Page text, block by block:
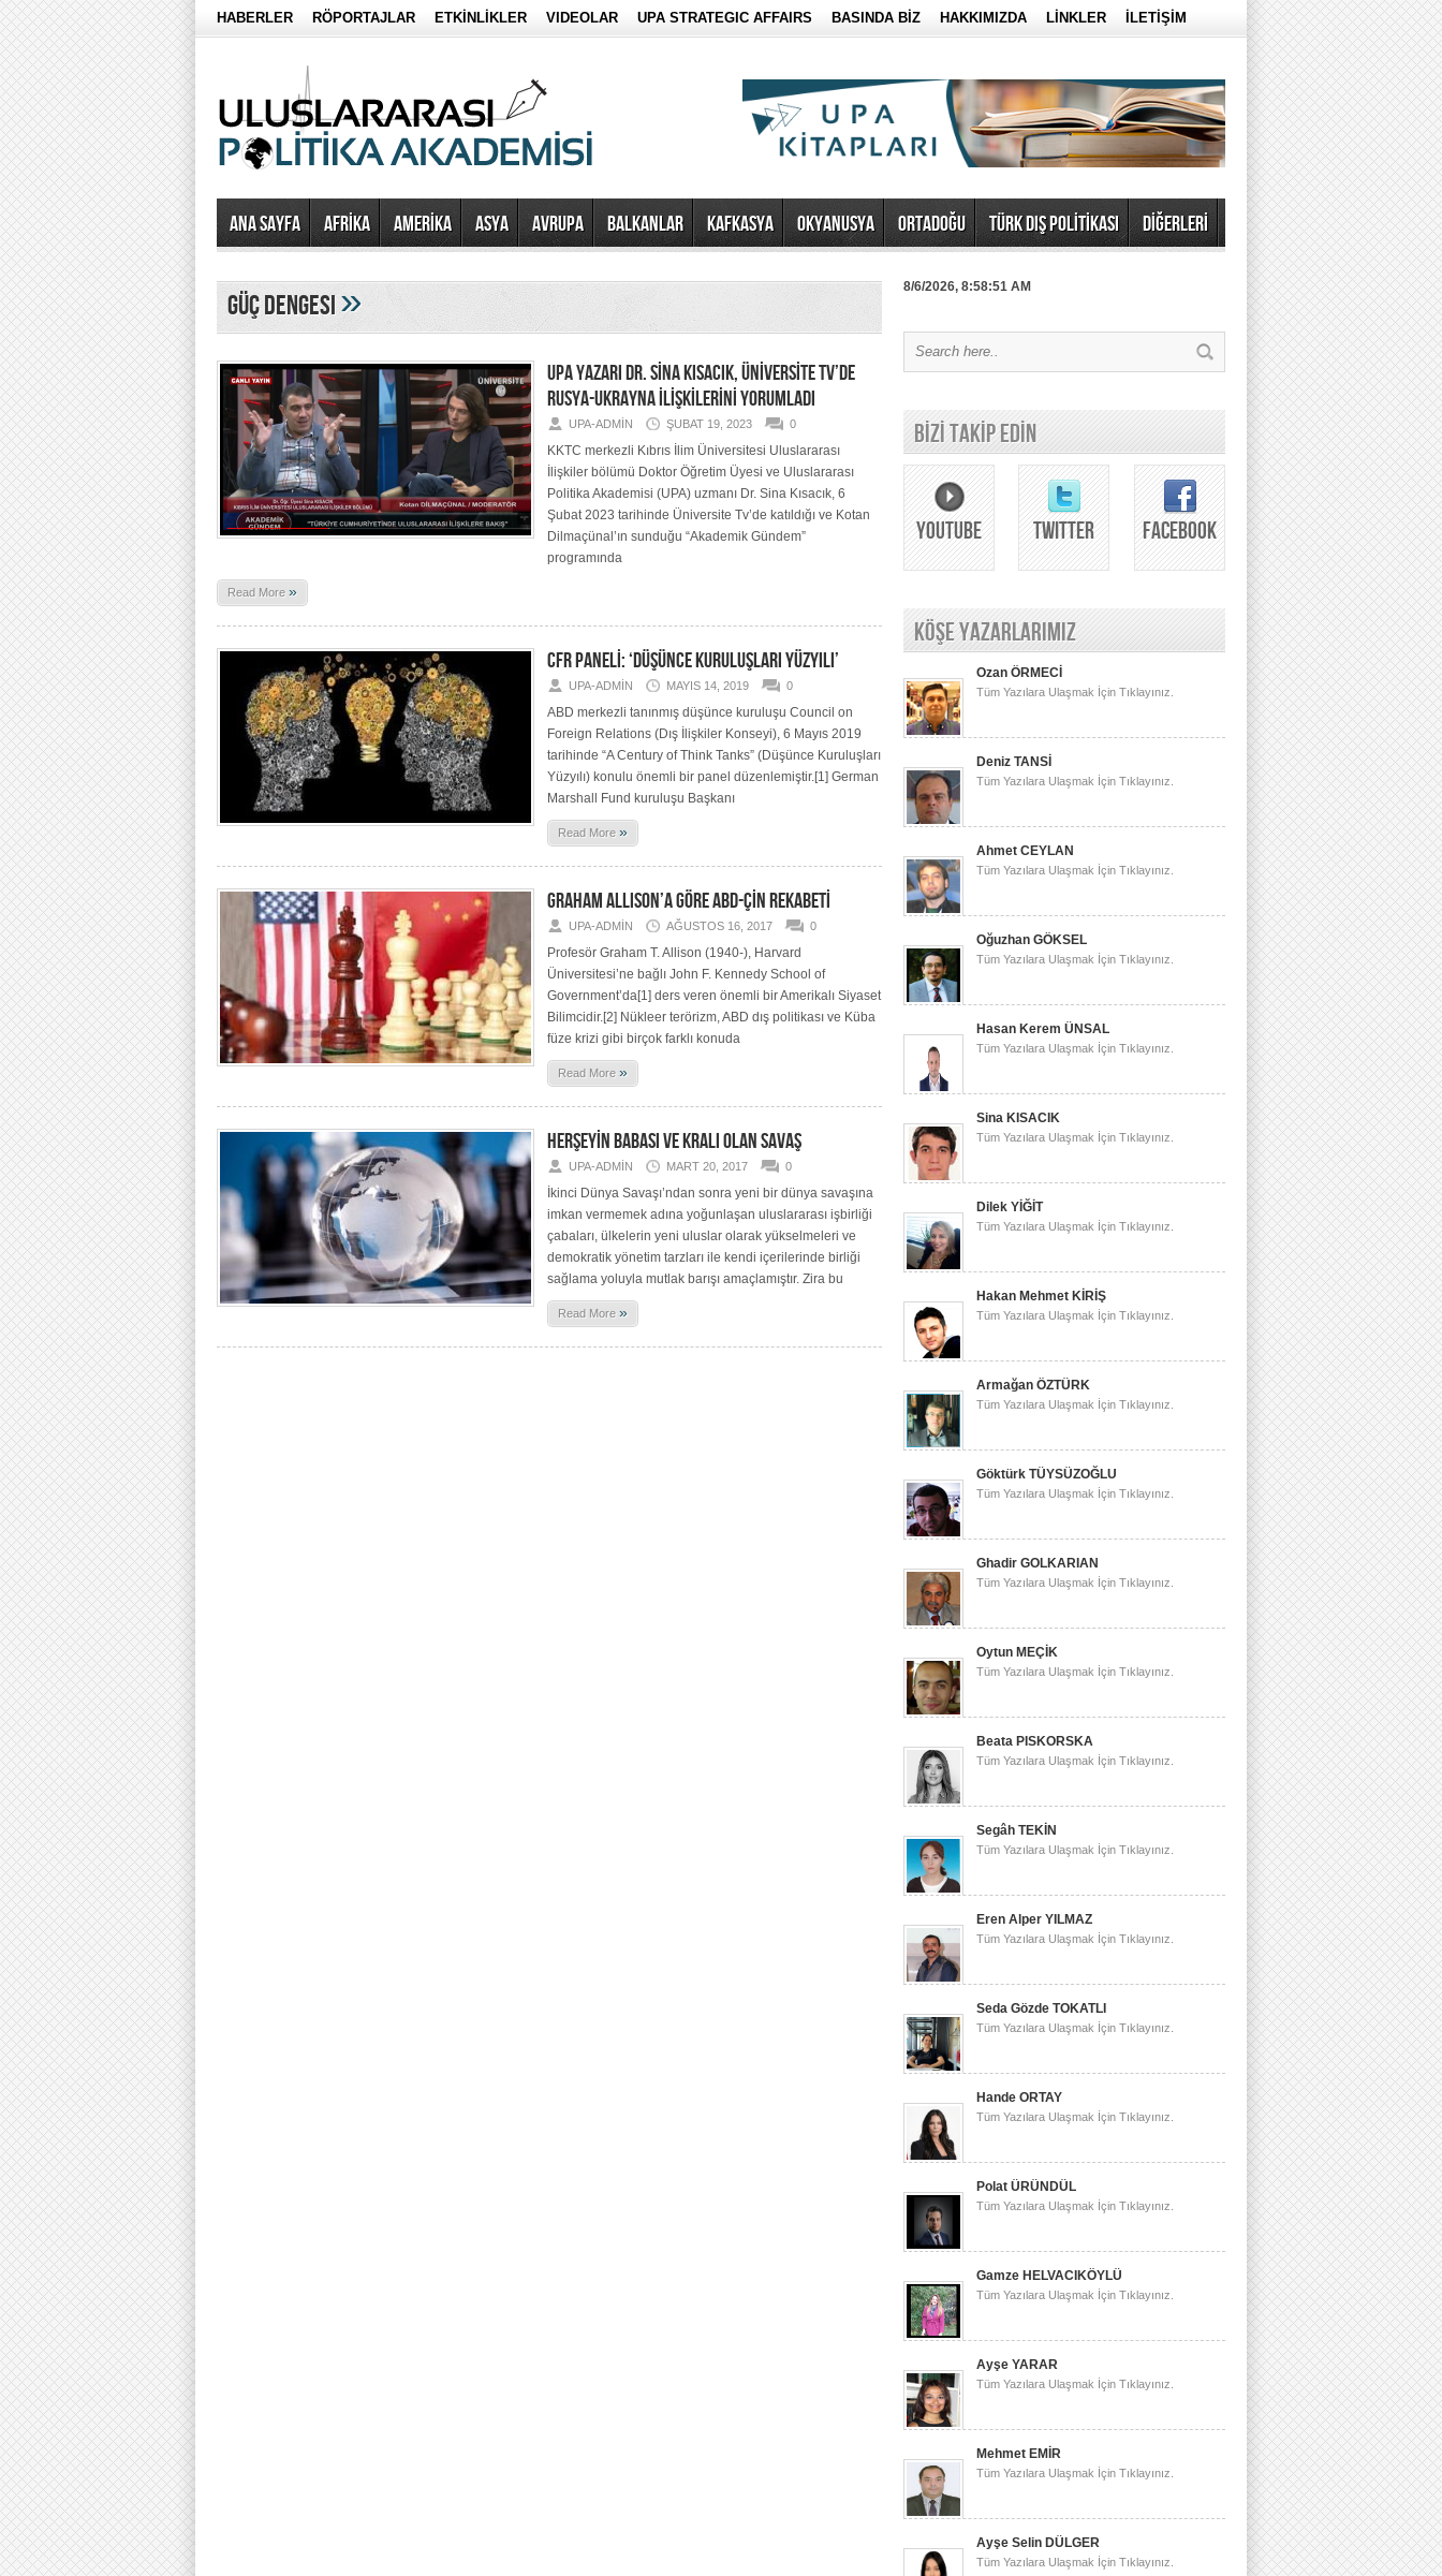
HABERLER RÖPORTAJLAR ETKİNLİKLER VIDEOLAR UPA STRATEGIC AFFAIRS BASINDA BİZ HAKKIMIZDA LİNKLER İLETİŞİM
Ana Sayfa AFRİKA AMERİKA ASYA AVRUPA BALKANLAR KAFKASYA OKYANUSYA ORTADOĞU TÜRK DIŞ POLİTİKASI DİĞERLERİ
güç dengesi»
UPA YAZARI DR. SİNA KISACIK, ÜNİVERSİTE TV’DE
RUSYA-UKRAYNA İLİŞKİLERİNİ YORUMLADI
UPA-ADMIN ŞUBAT 19, 2023 0
KKTC merkezli Kıbrıs İlim Üniversitesi Uluslararası
İlişkiler bölümü Doktor Öğretim Üyesi ve Uluslararası
Politika Akademisi (UPA) uzmanı Dr. Sina Kısacık, 6
Şubat 2023 tarihinde Üniversite Tv’de katıldığı ve Kotan
Dilmaçünal’ın sunduğu “Akademik Gündem”
programında
Read More »
CFR PANELİ: ‘DÜŞÜNCE KURULUŞLARI YÜZYILI’
UPA-ADMIN MAYIS 14, 2019 0
ABD merkezli tanınmış düşünce kuruluşu Council on
Foreign Relations (Dış İlişkiler Konseyi), 6 Mayıs 2019
tarihinde “A Century of Think Tanks” (Düşünce Kuruluşları
Yüzyılı) konulu önemli bir panel düzenlemiştir.[1] German
Marshall Fund kuruluşu Başkanı
Read More »
GRAHAM ALLISON’A GÖRE ABD-ÇİN REKABETİ
UPA-ADMIN AĞUSTOS 16, 2017 0
Profesör Graham T. Allison (1940-), Harvard
Üniversitesi’ne bağlı John F. Kennedy School of
Government’da[1] ders veren önemli bir Amerikalı Siyaset
Bilimcidir.[2] Nükleer terörizm, ABD dış politikası ve Küba
füze krizi gibi birçok farklı konuda
Read More »
HERŞEYİN BABASI VE KRALI OLAN SAVAŞ
UPA-ADMIN MART 20, 2017 0
İkinci Dünya Savaşı’ndan sonra yeni bir dünya savaşına
imkan vermemek adına yoğunlaşan uluslararası işbirliği
çabaları, ülkelerin yeni uluslar olarak yükselmeleri ve
demokratik yönetim tarzları ile kendi içerilerinde birliği
sağlama yoluyla mutlak barışı amaçlamıştır. Zira bu
Read More »
8/6/2026, 8:58:51 AM
BİZİ TAKİP EDİN
YOUTUBE TWITTER FACEBOOK
KÖŞE YAZARLARIMIZ
Ozan ÖRMECİ
Tüm Yazılara Ulaşmak İçin Tıklayınız.
Deniz TANSİ
Tüm Yazılara Ulaşmak İçin Tıklayınız.
Ahmet CEYLAN
Tüm Yazılara Ulaşmak İçin Tıklayınız.
Oğuzhan GÖKSEL
Tüm Yazılara Ulaşmak İçin Tıklayınız.
Hasan Kerem ÜNSAL
Tüm Yazılara Ulaşmak İçin Tıklayınız.
Sina KISACIK
Tüm Yazılara Ulaşmak İçin Tıklayınız.
Dilek YİĞİT
Tüm Yazılara Ulaşmak İçin Tıklayınız.
Hakan Mehmet KİRİŞ
Tüm Yazılara Ulaşmak İçin Tıklayınız.
Armağan ÖZTÜRK
Tüm Yazılara Ulaşmak İçin Tıklayınız.
Göktürk TÜYSÜZOĞLU
Tüm Yazılara Ulaşmak İçin Tıklayınız.
Ghadir GOLKARIAN
Tüm Yazılara Ulaşmak İçin Tıklayınız.
Oytun MEÇİK
Tüm Yazılara Ulaşmak İçin Tıklayınız.
Beata PISKORSKA
Tüm Yazılara Ulaşmak İçin Tıklayınız.
Segâh TEKİN
Tüm Yazılara Ulaşmak İçin Tıklayınız.
Eren Alper YILMAZ
Tüm Yazılara Ulaşmak İçin Tıklayınız.
Seda Gözde TOKATLI
Tüm Yazılara Ulaşmak İçin Tıklayınız.
Hande ORTAY
Tüm Yazılara Ulaşmak İçin Tıklayınız.
Polat ÜRÜNDÜL
Tüm Yazılara Ulaşmak İçin Tıklayınız.
Gamze HELVACIKÖYLÜ
Tüm Yazılara Ulaşmak İçin Tıklayınız.
Ayşe YARAR
Tüm Yazılara Ulaşmak İçin Tıklayınız.
Mehmet EMİR
Tüm Yazılara Ulaşmak İçin Tıklayınız.
Ayşe Selin DÜLGER
Tüm Yazılara Ulaşmak İçin Tıklayınız.